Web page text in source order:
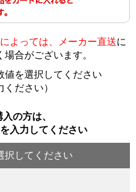
よっては、メーカー直送に
場合がございます。
値を選択してください
ください）
の方は、
入力してください
択してください